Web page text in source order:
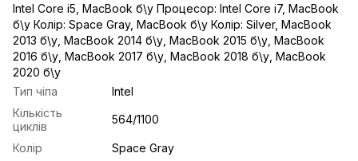
Intel Core i5 MacBook б\у Процесор: Intel Core i7, MacBook
б\у Колір: Space Gray, MacBook б\у Колір: Silver, MacBook
2013 б\у MacBook 2014 б\у MacBook 2015 б\у MacBook
2016 б\у MacBook 2017 б\у MacBook 2018 б\у MacBook
2020 б\у
Тип чіпа
Intel
Кількість
циклів
564/1100
Колір
Space Gray